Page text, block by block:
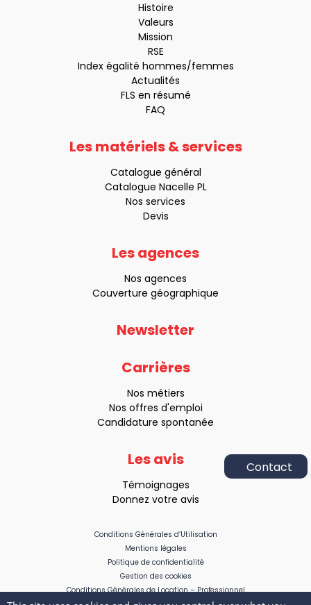
Histoire
Valeurs
Mission
RSE
Index égalité hommes/femmes
Actualités
FLS en résumé
FAQ
Les matériels & services
Catalogue général
Catalogue Nacelle PL
Nos services
Devis
Les agences
Nos agences
Couverture géographique
Newsletter
Carrières
Nos métiers
Nos offres d'emploi
Candidature spontanée
Les avis
Témoignages
Donnez votre avis
Conditions Générales d’Utilisation
Mentions légales
Politique de confidentialité
Gestion des cookies
Conditions Générales de Location – Professionnel
Appelez-
rappelé